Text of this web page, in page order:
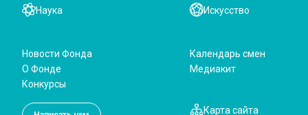
Наука Искусство
Карта сайта
Новости Фонда
О Фонде
Конкурсы
Календарь смен
Медиакит